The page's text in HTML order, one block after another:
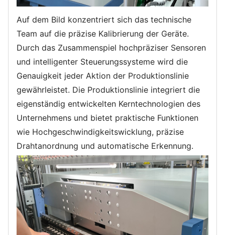
Auf dem Bild konzentriert sich das technische
Team auf die präzise Kalibrierung der Geräte.
Durch das Zusammenspiel hochpräziser Sensoren
und intelligenter Steuerungssysteme wird die
Genauigkeit jeder Aktion der Produktionslinie
gewährleistet. Die Produktionslinie integriert die
eigenständig entwickelten Kerntechnologien des
Unternehmens und bietet praktische Funktionen
wie Hochgeschwindigkeitswicklung, präzise
Drahtanordnung und automatische Erkennung.